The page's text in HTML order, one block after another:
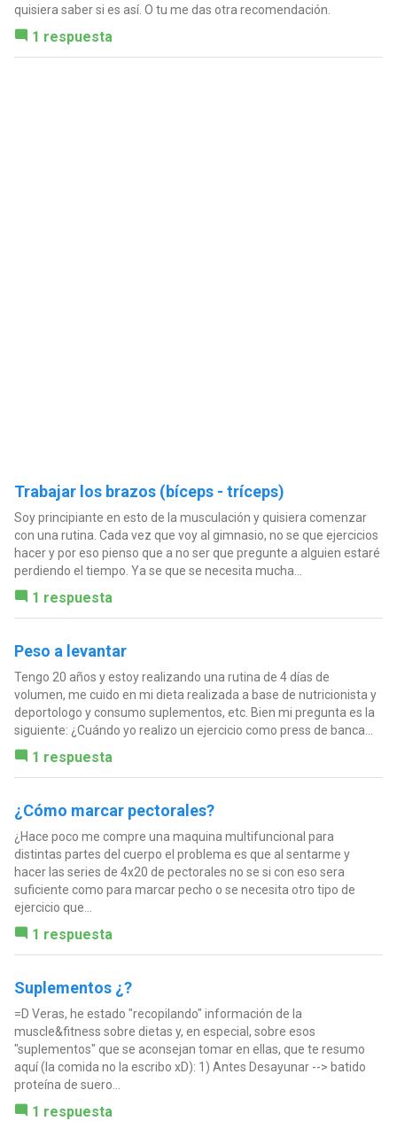
quisiera saber si es así. O tu me das otra recomendación.
1 respuesta
Trabajar los brazos (bíceps - tríceps)
Soy principiante en esto de la musculación y quisiera comenzar
con una rutina. Cada vez que voy al gimnasio, no se que ejercicios
hacer y por eso pienso que a no ser que pregunte a alguien estaré
perdiendo el tiempo. Ya se que se necesita mucha...
1 respuesta
Peso a levantar
Tengo 20 años y estoy realizando una rutina de 4 días de
volumen, me cuido en mi dieta realizada a base de nutricionista y
deportologo y consumo suplementos, etc. Bien mi pregunta es la
siguiente: ¿Cuándo yo realizo un ejercicio como press de banca...
1 respuesta
¿Cómo marcar pectorales?
¿Hace poco me compre una maquina multifuncional para
distintas partes del cuerpo el problema es que al sentarme y
hacer las series de 4x20 de pectorales no se si con eso sera
suficiente como para marcar pecho o se necesita otro tipo de
ejercicio que...
1 respuesta
Suplementos ¿?
=D Veras, he estado "recopilando" información de la
muscle&fitness sobre dietas y, en especial, sobre esos
"suplementos" que se aconsejan tomar en ellas, que te resumo
aquí (la comida no la escribo xD): 1) Antes Desayunar --> batido
proteína de suero...
1 respuesta